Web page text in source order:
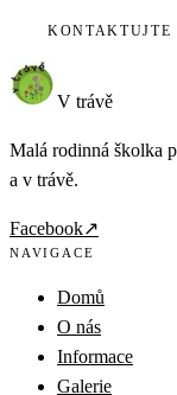
KONTAKTUJTE
V trávě
Malá rodinná školka
a v trávě.
Facebook↗
NAVIGACE
Domů
O nás
Informace
Galerie